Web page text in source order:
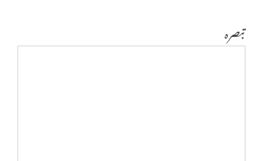
تبصرہ